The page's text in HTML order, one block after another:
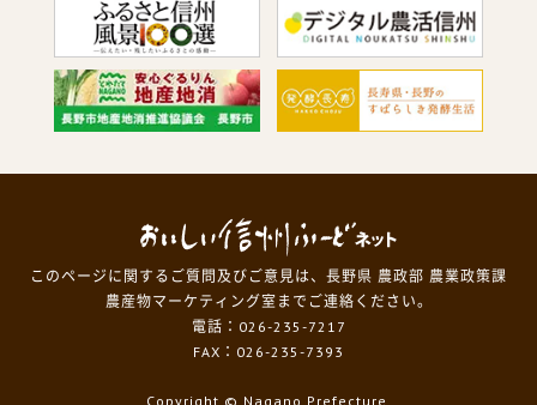
このページに関するご質問及びご意見は、長野県 農政部 農業政策課
農産物マーケティング室までご連絡ください。
電話：026-235-7217
FAX：026-235-7393
Copyright © Nagano Prefecture.